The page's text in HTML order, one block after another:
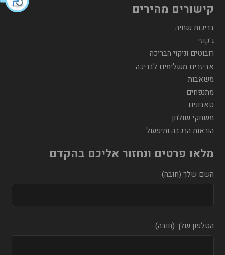
קישורים מהירים
בריכות שחיה
ג'קוזי
רובוטים וניקוי הבריכה
אביזרים משלימים לבריכה
משאבות
מתנפחים
טאבונים
משחקי שולחן
הוראות הרכבה ותיפעול
מלאו פרטים ונחזור אליכם בהקדם
השם שלך (חובה)
הטלפון שלך (חובה)